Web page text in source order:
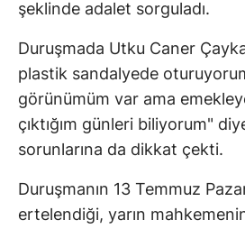
şeklinde adalet sorguladı.
Duruşmada Utku Caner
plastik sandalyede
görünümüm var ama
çıktığım günleri biliyorum"
sorunlarına da dikkat çekti.
Duruşmanın 13 Temmuz
ertelendiği, yarın